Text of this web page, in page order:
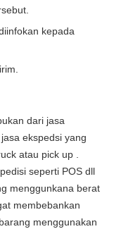
kepada
dari jasa
ekspedsi yang
atau pick up .
seperti POS dll
menggunkana berat
membebankan
menggunakan